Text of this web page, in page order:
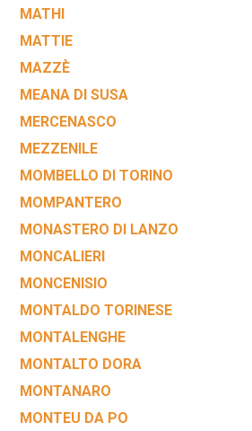
MATHI
MATTIE
MAZZÈ
MEANA DI SUSA
MERCENASCO
MEZZENILE
MOMBELLO DI TORINO
MOMPANTERO
MONASTERO DI LANZO
MONCALIERI
MONCENISIO
MONTALDO TORINESE
MONTALENGHE
MONTALTO DORA
MONTANARO
MONTEU DA PO